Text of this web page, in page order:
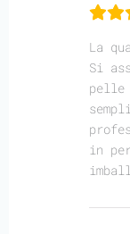
La
Si
pelle
in